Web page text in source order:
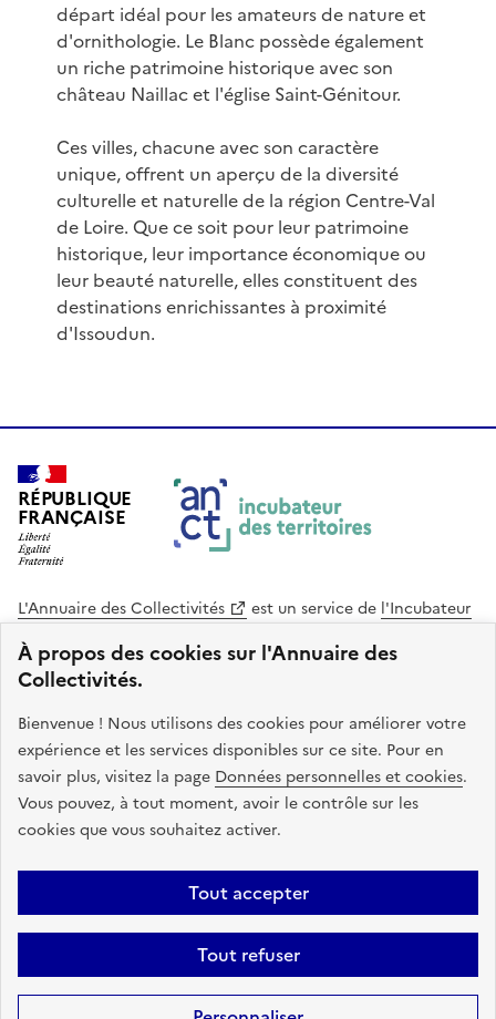
À propos des cookies sur l'Annuaire des
Collectivités.
Bienvenue ! Nous utilisons des cookies pour améliorer votre
expérience et les services disponibles sur ce site. Pour en
savoir plus, visitez la page Données personnelles et cookies.
Vous pouvez, à tout moment, avoir le contrôle sur les
cookies que vous souhaitez activer.
Tout accepter
Tout refuser
départ idéal pour les amateurs de nature et
d'ornithologie. Le Blanc possède également
un riche patrimoine historique avec son
château Naillac et l'église Saint-Génitour.
Ces villes, chacune avec son caractère
unique, offrent un aperçu de la diversité
culturelle et naturelle de la région Centre-Val
de Loire. Que ce soit pour leur patrimoine
historique, leur importance économique ou
leur beauté naturelle, elles constituent des
destinations enrichissantes à proximité
d'Issoudun.
RÉPUBLIQUE
FRANÇAISE
L'Annuaire des Collectivités est un service de l'Incubateur
des Territoires
Cohésion des Territoires
. Le code source de ce site web
est disponible en licence libre. Le design de ce site est conçu
avec le système de design de l’État.
legifrance.gouv.fr
info.gouv.fr
service-public.gouv.fr
data.gouv.fr
Plan du site Accessibilite : non conforme
Mentions légales
Politique de confidentialité
Gestion des cookies FAQ
Kit de
Statistiques Code source
Sauf mention contraire, tous les contenus de ce site sont sous